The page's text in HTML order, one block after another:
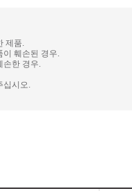
제품.
이 훼손된 경우.
손한 경우.
십시오.